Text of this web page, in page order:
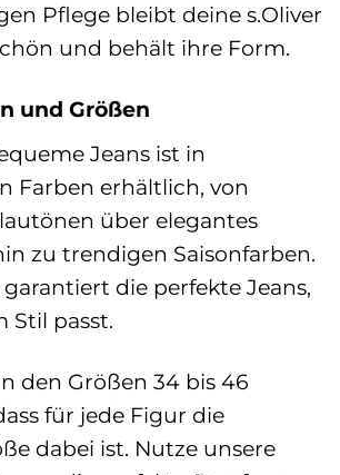
Pflege bleibt deine s.Oliver
und behält ihre Form.
und Größen
Jeans ist in
Farben erhältlich, von
über elegantes
zu trendigen Saisonfarben.
die perfekte Jeans,
Stil passt.
den Größen 34 bis 46
für jede Figur die
dabei ist. Nutze unsere